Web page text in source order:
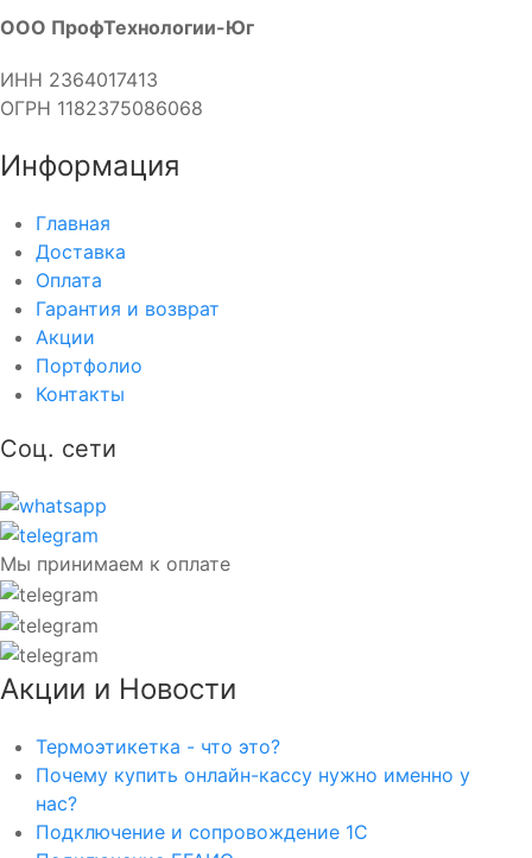
ООО ПрофТехнологии-Юг
ИНН 2364017413
ОГРН 1182375086068
Информация
Главная
Доставка
Оплата
Гарантия и возврат
Акции
Портфолио
Контакты
Соц. сети
Мы принимаем к оплате
Акции и Новости
Термоэтикетка - что это?
Почему купить онлайн-кассу нужно именно у
нас?
Подключение и сопровождение 1С